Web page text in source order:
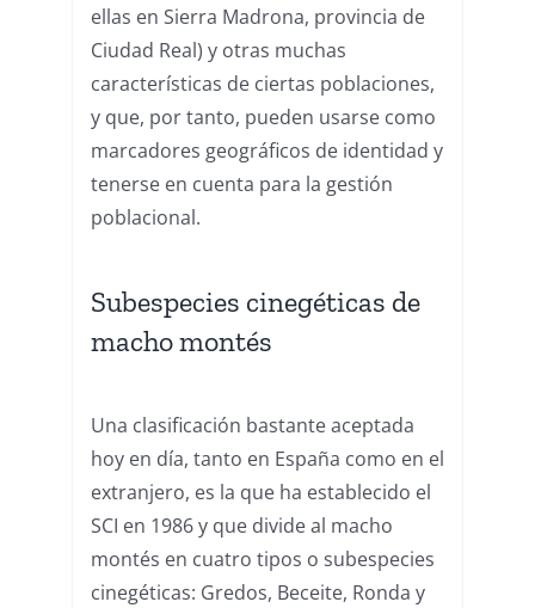
ellas en Sierra Madrona, provincia de
Ciudad Real) y otras muchas
características de ciertas poblaciones,
y que, por tanto, pueden usarse como
marcadores geográficos de identidad y
tenerse en cuenta para la gestión
poblacional.
Subespecies cinegéticas de
macho montés
Una clasificación bastante aceptada
hoy en día, tanto en España como en el
extranjero, es la que ha establecido el
SCI en 1986 y que divide al macho
montés en cuatro tipos o subespecies
cinegéticas: Gredos, Beceite, Ronda y